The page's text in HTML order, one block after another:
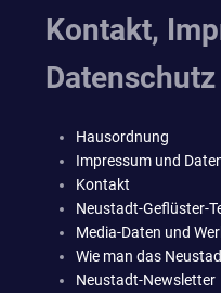
Kontakt,
Datenschutz
Hausordnung
Impressum und
Kontakt
Neustadt-Geflüster-
Media-Daten und
Wie man das
Neustadt-Newsletter